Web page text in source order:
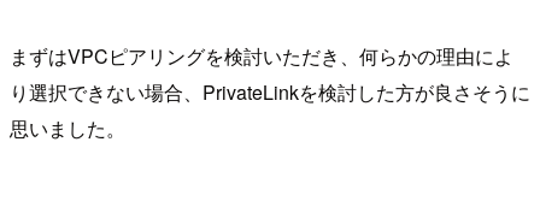
まずはVPCピアリングを検討いただき、何らかの理由によ
り選択できない場合、PrivateLinkを検討した方が良さそうに
思いました。